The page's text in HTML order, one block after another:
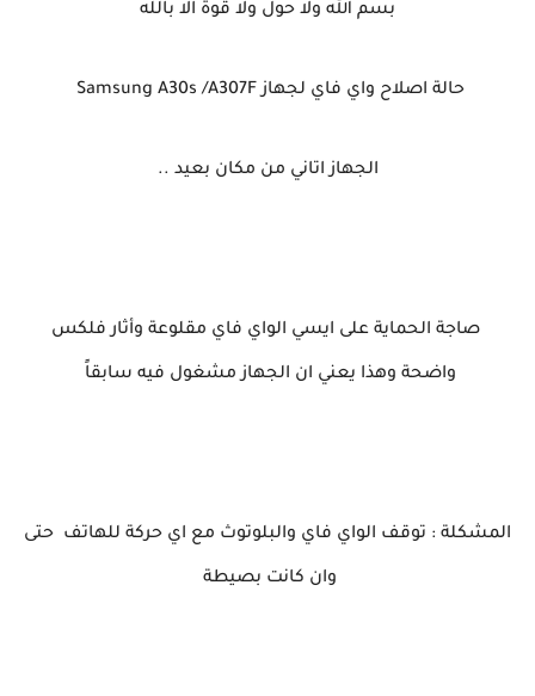
بسم الله ولا حول ولا قوة الا بالله
حالة اصلاح واي فاي لجهاز Samsung A30s /A307F
الجهاز اتاني من مكان بعيد ..
صاجة الحماية على ايسي الواي فاي مقلوعة وأثار فلكس
واضحة وهذا يعني ان الجهاز مشغول فيه سابقاً
المشكلة : توقف الواي فاي والبلوتوث مع اي حركة للهاتف حتى
وان كانت بصيطة